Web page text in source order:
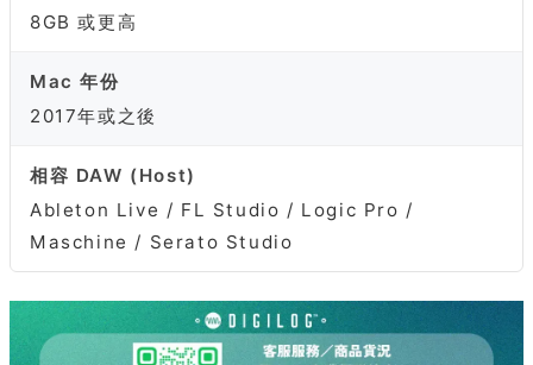
8GB 或更高
Mac 年份
2017年或之後
相容 DAW (Host)
Ableton Live / FL Studio / Logic Pro /
Maschine / Serato Studio